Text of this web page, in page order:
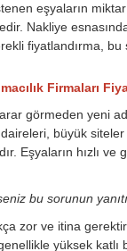
eşyaların
Nakliye
fiyatlandırma, bu
Firmaları
görmeden yeni
büyük
Eşyaların hızlı ve
bu sorunun
zor ve itina
yüksek